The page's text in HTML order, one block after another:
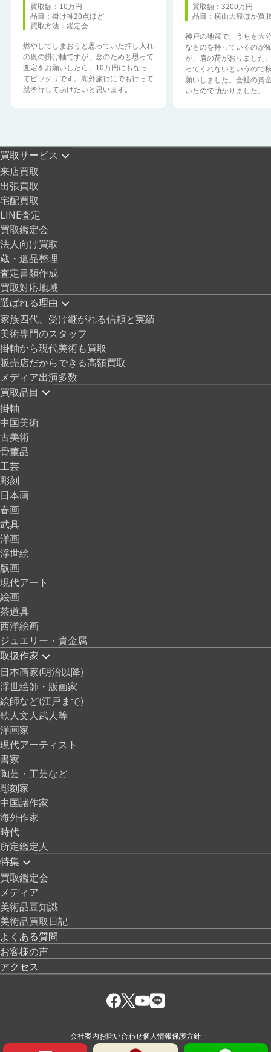
買取額：10万円
品目：掛け軸20点ほど
買取方法：鑑定会
燃やしてしまおうと思っていた押し入れ
の奥の掛け軸ですが、念のためと思って
査定をお願いしたら、10万円にもなっ
てビックリです。海外旅行にでも行って
親孝行してあげたいと思います。
買取額：3200万円
品目：横山大観ほか買
神戸の地震で、うちも大
なものを持っているのが
が、肩の荷がおりました
ってくれないというので
願いしました。会社の資
いたので助かりました。
買取サービス
来店買取
出張買取
宅配買取
LINE査定
買取鑑定会
法人向け買取
蔵・遺品整理
査定書類作成
買取対応地域
選ばれる理由
家族四代、受け継がれる信頼と実績
美術専門のスタッフ
掛軸から現代美術も買取
販売店だからできる高額買取
メディア出演多数
買取品目
掛軸
中国美術
古美術
骨董品
工芸
彫刻
日本画
春画
武具
洋画
浮世絵
版画
現代アート
絵画
茶道具
西洋絵画
ジュエリー・貴金属
取扱作家
日本画家(明治以降)
浮世絵師・版画家
絵師など(江戸まで)
歌人文人武人等
洋画家
現代アーティスト
書家
陶芸・工芸など
彫刻家
中国諸作家
海外作家
時代
所定鑑定人
特集
買取鑑定会
メディア
美術品豆知識
美術品買取日記
よくある質問
お客様の声
アクセス
会社案内お問い合わせ個人情報保護方針